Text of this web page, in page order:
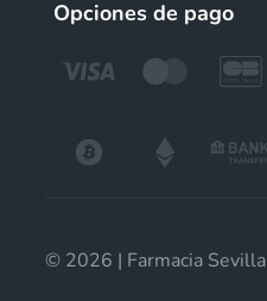
Opciones de pago
© 2026 | Farmacia Sevilla